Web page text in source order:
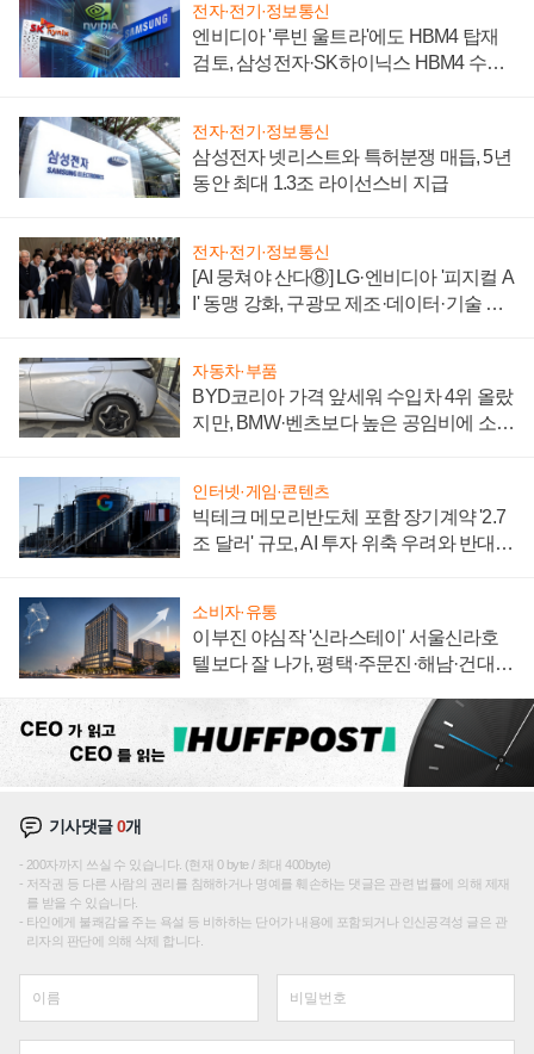
전자·전기·정보통신
엔비디아 '루빈 울트라'에도 HBM4 탑재
검토, 삼성전자·SK하이닉스 HBM4 수율
전자·전기·정보통신
삼성전자 넷리스트와 특허분쟁 매듭, 5년
동안 최대 1.3조 라이선스비 지급
전자·전기·정보통신
[AI 뭉쳐야 산다⑧] LG·엔비디아 '피지컬 A
I' 동맹 강화, 구광모 제조·데이터·기술 결
자동차·부품
BYD코리아 가격 앞세워 수입차 4위 올랐
지만, BMW·벤츠보다 높은 공임비에 소비
인터넷·게임·콘텐츠
빅테크 메모리반도체 포함 장기계약 '2.7
조 달러' 규모, AI 투자 위축 우려와 반대
소비자·유통
이부진 야심작 '신라스테이' 서울신라호
텔보다 잘 나가, 평택·주문진·해남·건대로
기사댓글0개
200자까지 쓰실 수 있습니다. (현재 0 byte / 최대 400byte)
저작권 등 다른 사람의 권리를 침해하거나 명예를 훼손하는 댓글은 관련 법률에 의해 제재
를 받을 수 있습니다.
타인에게 불쾌감을 주는 욕설 등 비하하는 단어가 내용에 포함되거나 인신공격성 글은 관
리자의 판단에 의해 삭제 합니다.